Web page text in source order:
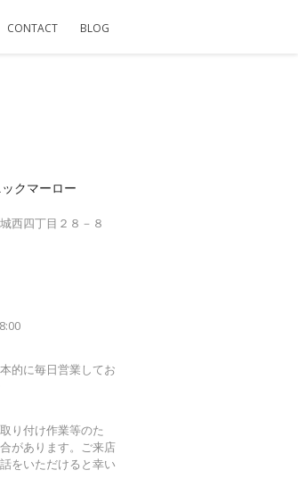
CONTACT BLOG
クマーロー
西四丁目２８－８
的に毎日営業してお
り付け作業等のた
があります。ご来店
をいただけると幸い